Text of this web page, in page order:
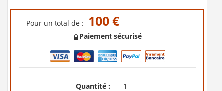
Pour un total de : 100 €
Paiement sécurisé
Quantité :